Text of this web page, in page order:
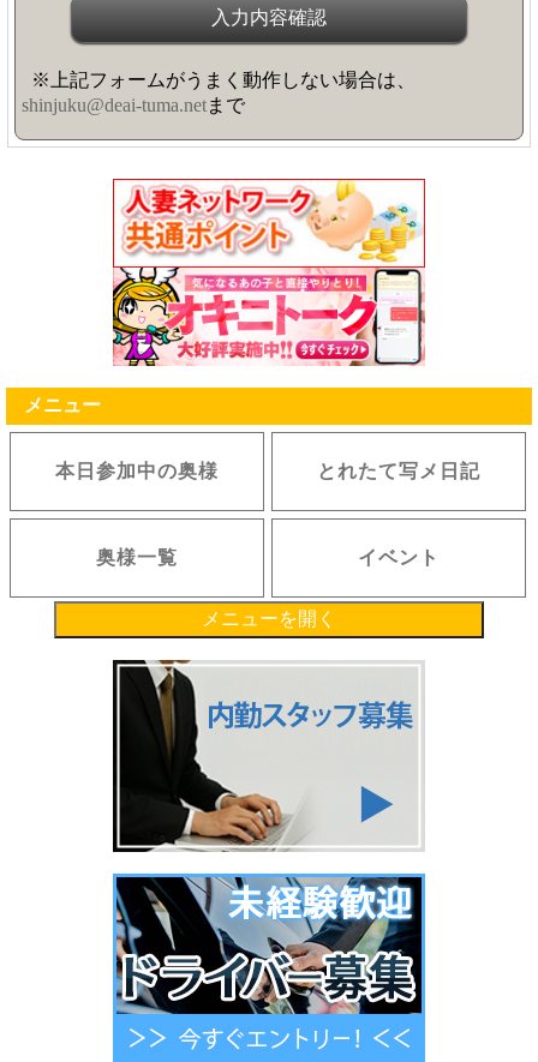
※上記フォームがうまく動作しない場合は、
shinjuku@deai-tuma.netまで
メニュー
本日参加中の奥様 とれたて写メ日記
奥様一覧 イベント
メニューを開く